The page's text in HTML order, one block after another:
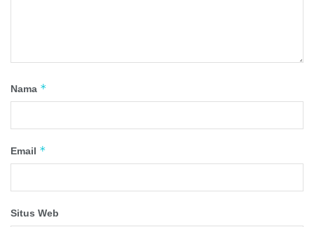
Nama *
Email *
Situs Web